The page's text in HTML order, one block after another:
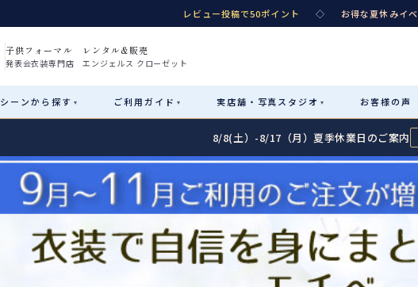
レビュー投稿で50ポイント ◇ お得な夏休みイ
子供フォーマル レンタル&販売
発表会衣装専門店 エンジェルス クローゼット
シーンから探す ▾ ご利用ガイド ▾ 実店舗・ 写真スタジオ ▾ お客様の声
カテゴリ詳細→ サイ
Sale販売
性別・サイズで絞り込む→
Rentalレンタル
04 レンタルのご案内
予約・配送・返却・料金
レンタルの流れ
8/8(土）-8/17（月）夏季休業日のご案内